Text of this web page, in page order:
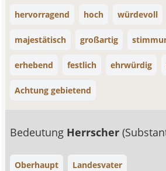
hervorragend hoch würdevoll
majestätisch großartig
erhebend festlich ehrwürdig
Achtung gebietend
Bedeutung Herrscher
Oberhaupt Landesvater